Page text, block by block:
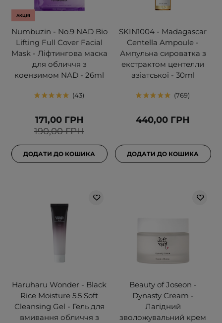
АКЦІЯ
Numbuzin - No.9 NAD Bio
Lifting Full Cover Facial
Mask - Ліфтингова маска
для обличчя з
коензимом NAD - 26ml
43
190,00 ГРН
171,00 ГРН
ДОДАТИ ДО КОШИКА
SKIN1004 - Madagascar
Centella Ampoule -
Ампульна сироватка з
екстрактом центелли
азіатської - 30ml
769
440,00 ГРН
ДОДАТИ ДО КОШИКА
Haruharu Wonder - Black
Rice Moisture 5.5 Soft
Cleansing Gel - Гель для
вмивання обличчя з
Beauty of Joseon -
Dynasty Cream -
Лагідний
зволожувальний крем